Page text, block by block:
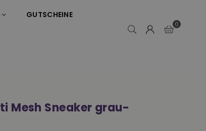
GUTSCHEINE
0
Mesh Sneaker grau-